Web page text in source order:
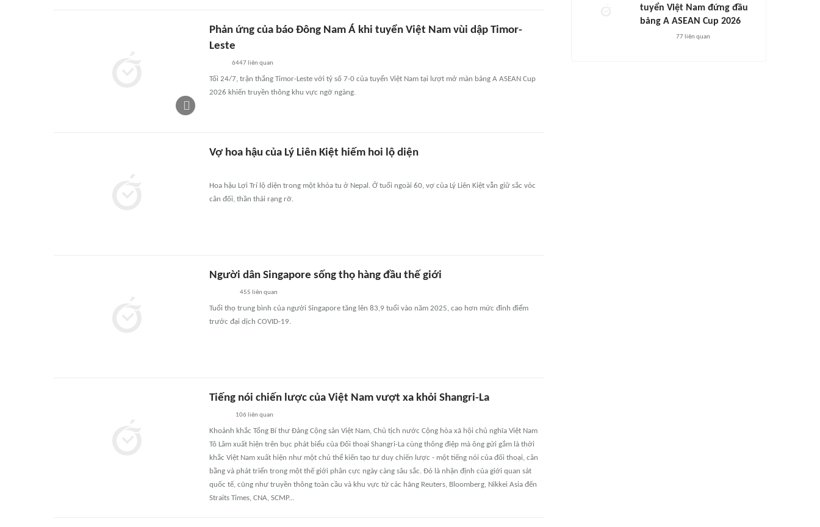
Phản ứng của báo Đông Nam Á khi tuyển Việt Nam vùi dập Timor-
Leste
6447liên quan
Tối 24/7, trận thắng Timor-Leste với tỷ số 7-0 của tuyển Việt Nam tại lượt mở màn bảng A ASEAN Cup
2026 khiến truyền thông khu vực ngỡ ngàng.
Vợ hoa hậu của Lý Liên Kiệt hiếm hoi lộ diện
Hoa hậu Lợi Trí lộ diện trong một khóa tu ở Nepal. Ở tuổi ngoài 60, vợ của Lý Liên Kiệt vẫn giữ sắc vóc
cân đối, thần thái rạng rỡ.
Người dân Singapore sống thọ hàng đầu thế giới
455 liên quan
Tuổi thọ trung bình của người Singapore tăng lên 83,9 tuổi vào năm 2025, cao hơn mức đỉnh điểm
trước đại dịch COVID-19.
Tiếng nói chiến lược của Việt Nam vượt xa khỏi Shangri-La
106 liên quan
Khoảnh khắc Tổng Bí thư Đảng Cộng sản Việt Nam, Chủ tịch nước Cộng hòa xã hội chủ nghĩa Việt Nam
Tô Lâm xuất hiện trên bục phát biểu của Đối thoại Shangri-La cùng thông điệp mà ông gửi gắm là thời
khắc Việt Nam xuất hiện như một chủ thể kiến tạo tư duy chiến lược - một tiếng nói của đối thoại, cân
bằng và phát triển trong một thế giới phân cực ngày càng sâu sắc. Đó là nhận định của giới quan sát
quốc tế, cũng như truyền thông toàn cầu và khu vực từ các hãng Reuters, Bloomberg, Nikkei Asia đến
Straits Times, CNA, SCMP...
tuyển Việt Nam đứng đầu
bảng A ASEAN Cup 2026
77liên quan